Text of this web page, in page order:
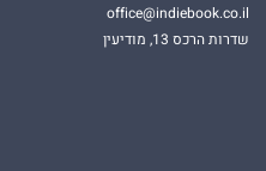
office@indiebook.co.il
שדרות הרכס 13, מודיעין